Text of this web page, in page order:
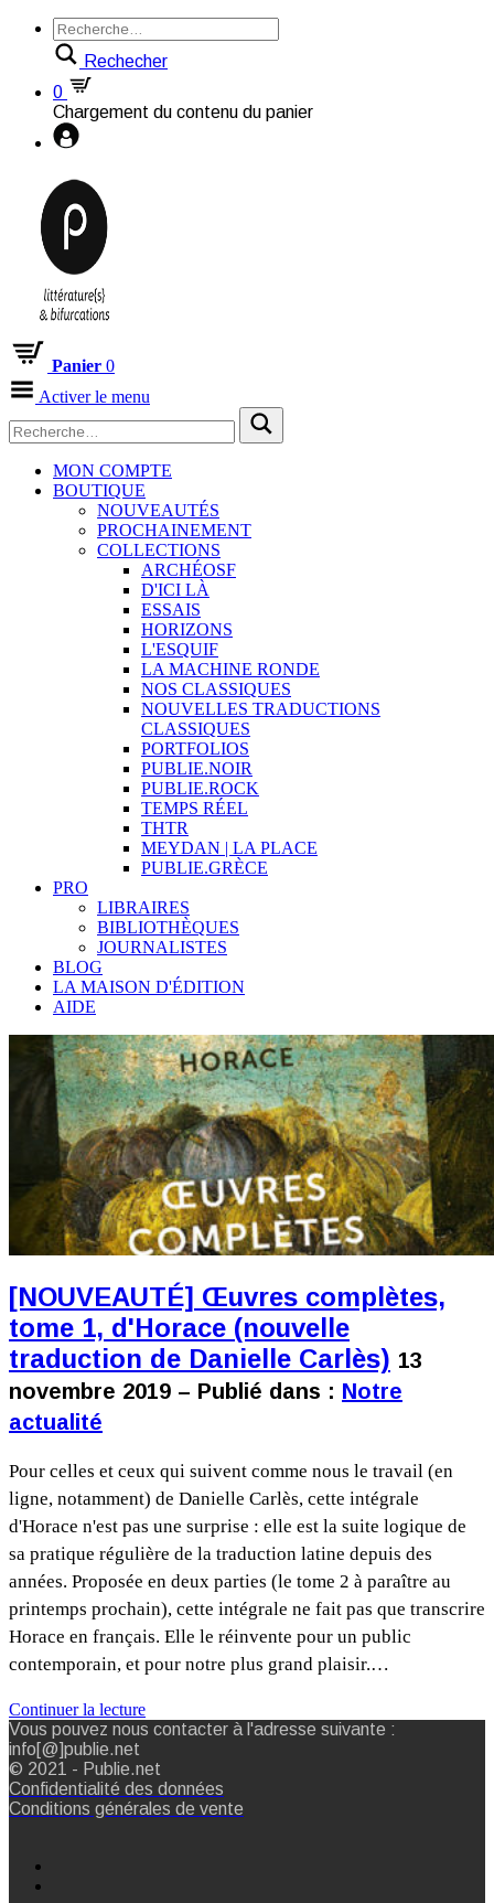
Rechecher
0
Chargement du contenu du panier
Panier 0
Activer le menu
MON COMPTE
BOUTIQUE
NOUVEAUTÉS
PROCHAINEMENT
COLLECTIONS
ARCHÉOSF
D'ICI LÀ
ESSAIS
HORIZONS
L'ESQUIF
LA MACHINE RONDE
NOS CLASSIQUES
NOUVELLES TRADUCTIONS
CLASSIQUES
PORTFOLIOS
PUBLIE.NOIR
PUBLIE.ROCK
TEMPS RÉEL
THTR
MEYDAN | LA PLACE
PUBLIE.GRÈCE
PRO
LIBRAIRES
BIBLIOTHÈQUES
JOURNALISTES
BLOG
LA MAISON D'ÉDITION
AIDE
[NOUVEAUTÉ] Œuvres complètes,
tome 1, d'Horace (nouvelle
traduction de Danielle Carlès) 13
novembre 2019 – Publié dans : Notre
actualité
Pour celles et ceux qui suivent comme nous le travail (en
ligne, notamment) de Danielle Carlès, cette intégrale
d'Horace n'est pas une surprise : elle est la suite logique de
sa pratique régulière de la traduction latine depuis des
années. Proposée en deux parties (le tome 2 à paraître au
printemps prochain), cette intégrale ne fait pas que transcrire
Horace en français. Elle le réinvente pour un public
contemporain, et pour notre plus grand plaisir.…
Continuer la lecture
Vous pouvez nous contacter à l'adresse suivante :
info[@]publie.net
© 2021 - Publie.net
Confidentialité des données
Conditions générales de vente